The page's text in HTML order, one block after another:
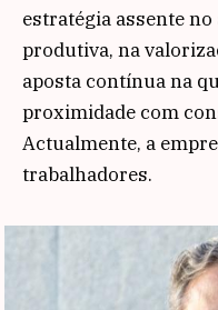
estratégia assente
produtiva, na
aposta contínua na
proximidade com
Actualmente, a
trabalhadores.